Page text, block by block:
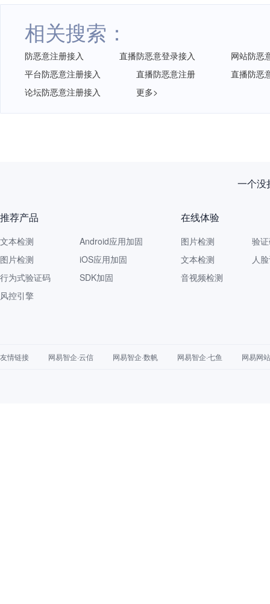
相关搜索：
防恶意注册接入 直播防恶意登录接入
网站防恶
平台防恶意注册接入
直播防恶意注册
直播防恶
论坛防恶意注册接入
更多>
一个没
推荐产品
文本检测
图片检测
行为式验证码
风控引擎
Android应用加固
iOS应用加固
SDK加固
在线体验
图片检测
文本检测
音视频检测
验
人
友情链接 网易智企·云信 网易智企·数帆 网易智企·七鱼 网易网